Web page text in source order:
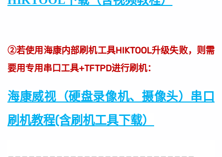
②若使用海康内部刷机工具HIKTOOL升级失败，则需
要用专用串口工具+TFTPD进行刷机：
海康威视（硬盘录像机、摄像头）串口
刷机教程(含刷机工具下载）